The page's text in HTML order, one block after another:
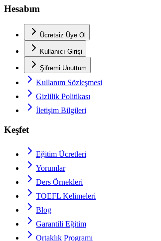
Hesabım
Ücretsiz Üye Ol
Kullanıcı Girişi
Şifremi Unuttum
Kullanım Sözleşmesi
Gizlilik Politikası
İletişim Bilgileri
Keşfet
Eğitim Ücretleri
Yorumlar
Ders Örnekleri
TOEFL Kelimeleri
Blog
Garantili Eğitim
Ortaklık Programı